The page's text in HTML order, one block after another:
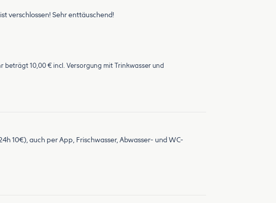
verschlossen! Sehr enttäuschend!
10,00 € incl. Versorgung mit Trinkwasser und
10€), auch per App, Frischwasser, Abwasser- und WC-